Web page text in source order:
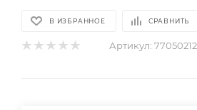
В ИЗБРАННОЕ СРАВНИТЬ
Артикул: 77050212